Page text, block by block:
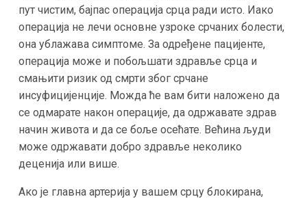
пут чистим, бајпас операција срца ради исто. Иако
операција не лечи основне узроке срчаних болести,
она ублажава симптоме. За одређене пацијенте,
операција може и побољшати здравље срца и
смањити ризик од смрти због срчане
инсуфицијенције. Можда ће вам бити наложено да
се одмарате након операције, да одржавате здрав
начин живота и да се боље осећате. Већина људи
може одржавати добро здравље неколико
деценија или више.
Ако је главна артерија у вашем срцу блокирана,